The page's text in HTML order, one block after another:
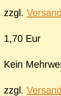
zzgl.
1,70 Eur
Kein
zzgl.